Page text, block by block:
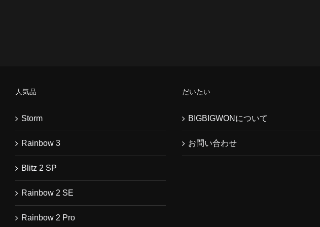
人気品
Storm
Rainbow 3
Blitz 2 SP
Rainbow 2 SE
Rainbow 2 Pro
だいたい
BIGBIGWONについて
お問い合わせ